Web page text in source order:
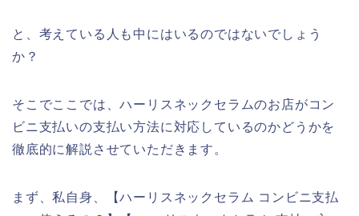
と、考えている人も中にはいるのではないでしょう
か？
そこでここでは、ハーリスネックセラムのお店がコン
ビニ支払いの支払い方法に対応しているのかどうかを
徹底的に解説させていただきます。
まず、私自身、【ハーリスネックセラム コンビニ支払